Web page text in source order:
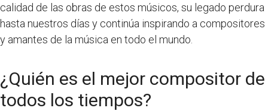
calidad de las obras de estos músicos, su legado perdura
hasta nuestros días y continúa inspirando a compositores
y amantes de la música en todo el mundo.
¿Quién es el mejor compositor de
todos los tiempos?